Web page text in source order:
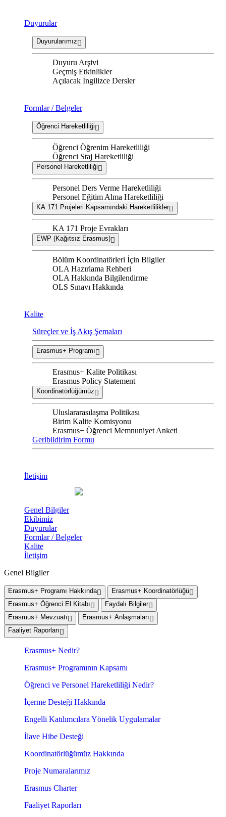
Duyurular
Duyurularımız
Duyuru Arşivi
Geçmiş Etkinlikler
Açılacak İngilizce Dersler
Formlar / Belgeler
Öğrenci Hareketliliği
Öğrenci Öğrenim Hareketliliği
Öğrenci Staj Hareketliliği
Personel Hareketliliği
Personel Ders Verme Hareketliliği
Personel Eğitim Alma Hareketliliği
KA 171 Projeleri Kapsamındaki Hareketlilikler
KA 171 Proje Evrakları
EWP (Kağıtsız Erasmus)
Bölüm Koordinatörleri İçin Bilgiler
OLA Hazırlama Rehberi
OLA Hakkında Bilgilendirme
OLS Sınavı Hakkında
Kalite
Süreçler ve İş Akış Şemaları
Erasmus+ Programı
Erasmus+ Kalite Politikası
Erasmus Policy Statement
Koordinatörlüğümüz
Uluslararasılaşma Politikası
Birim Kalite Komisyonu
Erasmus+ Öğrenci Memnuniyet Anketi
Geribildirim Formu
İletişim
Genel Bilgiler
Ekibimiz
Duyurular
Formlar / Belgeler
Kalite
İletişim
Genel Bilgiler
Erasmus+ Programı Hakkında
Erasmus+ Koordinatörlüğü
Erasmus+ Öğrenci El Kitabı
Faydalı Bilgiler
Erasmus+ Mevzuatı
Erasmus+ Anlaşmaları
Faaliyet Raporları
Erasmus+ Nedir?
Erasmus+ Programının Kapsamı
Öğrenci ve Personel Hareketliliği Nedir?
İçerme Desteği Hakkında
Engelli Katılımcılara Yönelik Uygulamalar
İlave Hibe Desteği
Koordinatörlüğümüz Hakkında
Proje Numaralarımız
Erasmus Charter
Faaliyet Raporları